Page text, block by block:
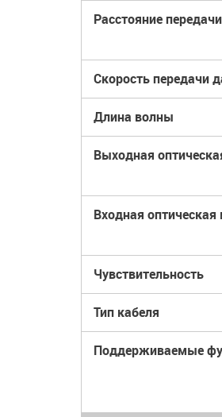
Расстояние
Скорость передачи
Длина волны
Выходная
Входная
Чувствительность
Тип кабеля
Поддерживаемые